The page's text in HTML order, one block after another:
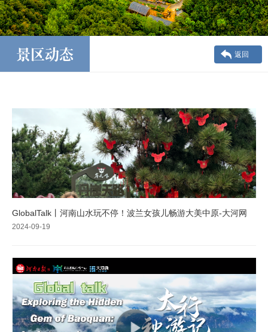
景区动态 返回
GlobalTalk丨河南山水玩不停！波兰女孩儿畅游大美中原-大河网
2024-09-19